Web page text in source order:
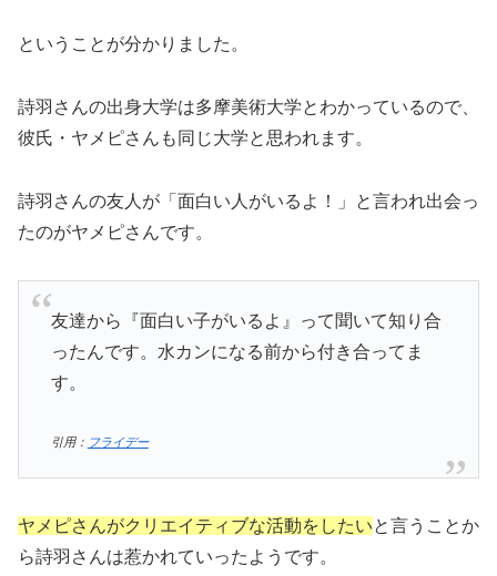
ということが分かりました。
詩羽さんの出身大学は多摩美術大学とわかっているので、
彼氏・ヤメピさんも同じ大学と思われます。
詩羽さんの友人が「面白い人がいるよ！」と言われ出会っ
たのがヤメピさんです。
友達から『面白い子がいるよ』って聞いて知り合
ったんです。水カンになる前から付き合ってま
す。
引用： フライデー
ヤメピさんがクリエイティブな活動をしたいと言うことか
ら詩羽さんは惹かれていったようです。